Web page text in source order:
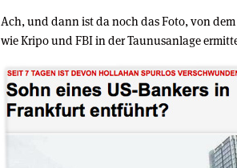
Ach, und dann ist da noch das Foto, von
wie Kripo und FBI in der Taunusanlage